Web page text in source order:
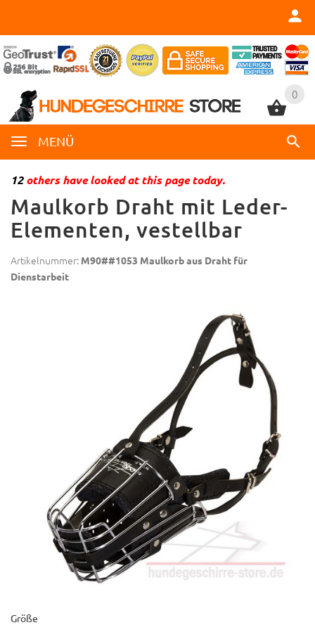
0
MENÜ
0
12others have looked at this page today.
Maulkorb Draht mit Leder-
Elementen, vestellbar
Artikelnummer: M90##1053 Maulkorb aus Draht für
Dienstarbeit
Größe